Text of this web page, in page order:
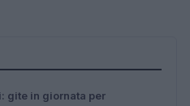
gite in giornata per